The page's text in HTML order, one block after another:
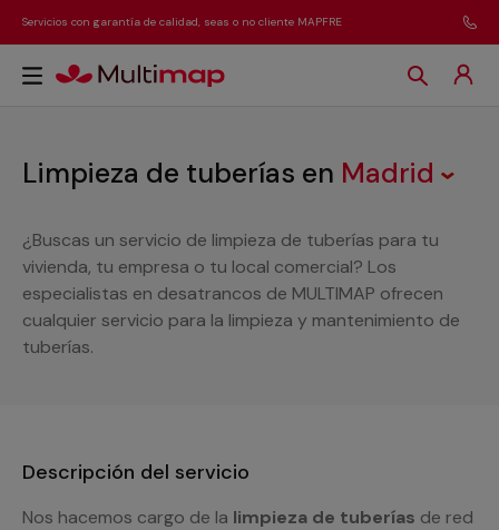
Servicios con garantía de calidad, seas o no cliente MAPFRE
Limpieza de tuberías en Madrid
¿Buscas un servicio de limpieza de tuberías para tu
vivienda, tu empresa o tu local comercial? Los
especialistas en desatrancos de MULTIMAP ofrecen
cualquier servicio para la limpieza y mantenimiento de
tuberías.
Descripción del servicio
Nos hacemos cargo de la limpieza de tuberías de red